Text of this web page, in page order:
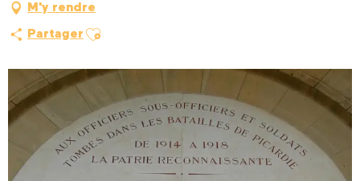
M'y rendre
Partager Ajouter aux favoris